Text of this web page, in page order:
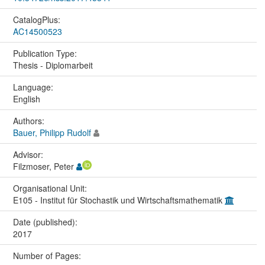
CatalogPlus:
AC14500523
Publication Type:
Thesis - Diplomarbeit
Language:
English
Authors:
Bauer, Philipp Rudolf
Advisor:
Filzmoser, Peter
Organisational Unit:
E105 - Institut für Stochastik und Wirtschaftsmathematik
Date (published):
2017
Number of Pages: